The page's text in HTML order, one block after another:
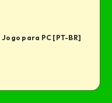
para PC [PT-BR]